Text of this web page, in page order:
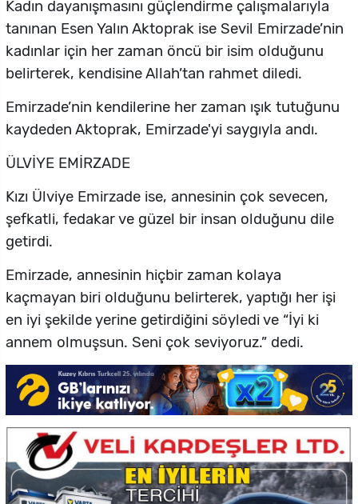
Kadın dayanışmasını güçlendirme çalışmalarıyla
tanınan Esen Yalın Aktoprak ise Sevil Emirzade’nin
kadınlar için her zaman öncü bir isim olduğunu
belirterek, kendisine Allah’tan rahmet diledi.
Emirzade’nin kendilerine her zaman ışık tutuğunu
kaydeden Aktoprak, Emirzade'yi saygıyla andı.
ÜLVİYE EMİRZADE
Kızı Ülviye Emirzade ise, annesinin çok sevecen,
şefkatli, fedakar ve güzel bir insan olduğunu dile
getirdi.
Emirzade, annesinin hiçbir zaman kolaya
kaçmayan biri olduğunu belirterek, yaptığı her işi
en iyi şekilde yerine getirdiğini söyledi ve “İyi ki
annem olmuşsun. Seni çok seviyoruz.” dedi.